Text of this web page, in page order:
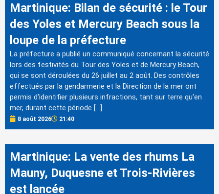
Martinique: Bilan de sécurité : le Tour
des Yoles et Mercury Beach sous la
loupe de la préfecture
La préfecture a publié un communiqué concernant la sécurité
lors des festivités du Tour des Yoles et de Mercury Beach,
qui se sont déroulées du 26 juillet au 2 août. Des contrôles
effectués par la gendarmerie et la Direction de la mer ont
permis d'identifier plusieurs infractions, tant sur terre qu'en
mer, durant cette période […]
8 août 2026 21:40
Martinique: La vente des rhums La
Mauny, Duquesne et Trois-Rivières
est lancée